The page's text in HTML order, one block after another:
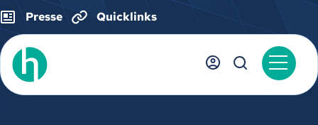
Presse Quicklinks